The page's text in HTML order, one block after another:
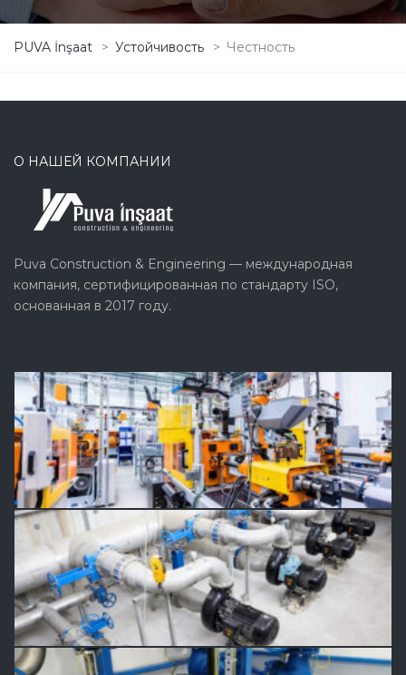
PUVA İnşaat > Устойчивость > Честность
О НАШЕЙ КОМПАНИИ
Puva Construction & Engineering — международная
компания, сертифицированная по стандарту ISO,
основанная в 2017 году.